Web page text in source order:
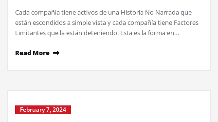
Cada compañía tiene activos de una Historia No Narrada que
están escondidos a simple vista y cada compañía tiene Factores
Limitantes que la están deteniendo. Esta es la forma en…
Read More
February 7, 2024